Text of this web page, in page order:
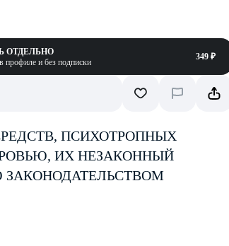
ОТДЕЛЬНО
профиле и без подписки
349 ₽
ПСИХОТРОПНЫХ
ИХ НЕЗАКОННЫЙ
ЗАКОНОДАТЕЛЬСТВОМ